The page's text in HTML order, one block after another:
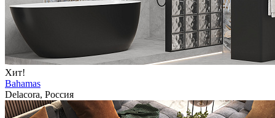
Хит!
Bahamas
Delacora, Россия